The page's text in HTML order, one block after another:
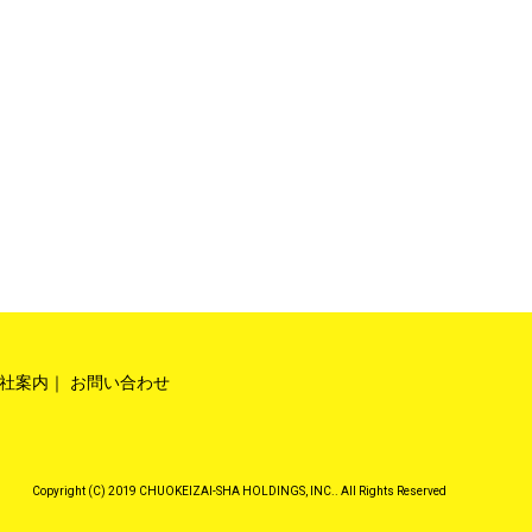
案内 お問い合わせ
Copyright (C) 2019 CHUOKEIZAI-SHA HOLDINGS, INC.. All Rights Reserved